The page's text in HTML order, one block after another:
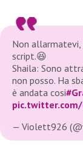
Non
script.😆
Shaila: Sono
non posso. Ha
è andata cosi
pic.twitter.com/
— Violett926